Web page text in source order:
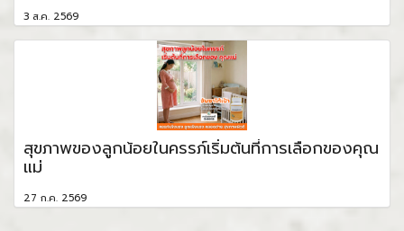
3 ส.ค. 2569
สุขภาพของลูกน้อยในครรภ์เริ่มต้นที่การเลือกของคุณ
แม่
27 ก.ค. 2569